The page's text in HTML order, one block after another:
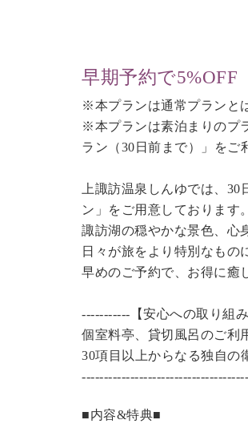
早期予約で5%OFF
※本プランは通常プランと
※本プランは素泊まりのプ
ラン（30日前まで）
」をご
上諏訪温泉しんゆでは、
ン」をご用意しております。
諏訪湖の穏やかな景色、心
日々が旅をより特別なもの
早めのご予約で、お得に癒
-----------【安心への取り組
個室料亭、貸切風呂のご利
30項目以上からなる独自の
■内容&特典■